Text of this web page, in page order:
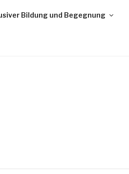
Bildung und Begegnung